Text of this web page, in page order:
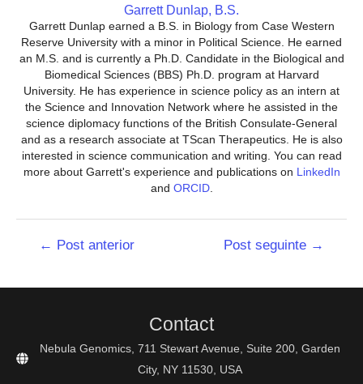
Garrett Dunlap, B.S.
Garrett Dunlap earned a B.S. in Biology from Case Western
Reserve University with a minor in Political Science. He earned
an M.S. and is currently a Ph.D. Candidate in the Biological and
Biomedical Sciences (BBS) Ph.D. program at Harvard
University. He has experience in science policy as an intern at
the Science and Innovation Network where he assisted in the
science diplomacy functions of the British Consulate-General
and as a research associate at TScan Therapeutics. He is also
interested in science communication and writing. You can read
more about Garrett's experience and publications on LinkedIn
and ORCID.
Navegação
← Post anterior Post seguinte →
Contact
Nebula Genomics, 711 Stewart Avenue, Suite 200, Garden
City, NY 11530, USA